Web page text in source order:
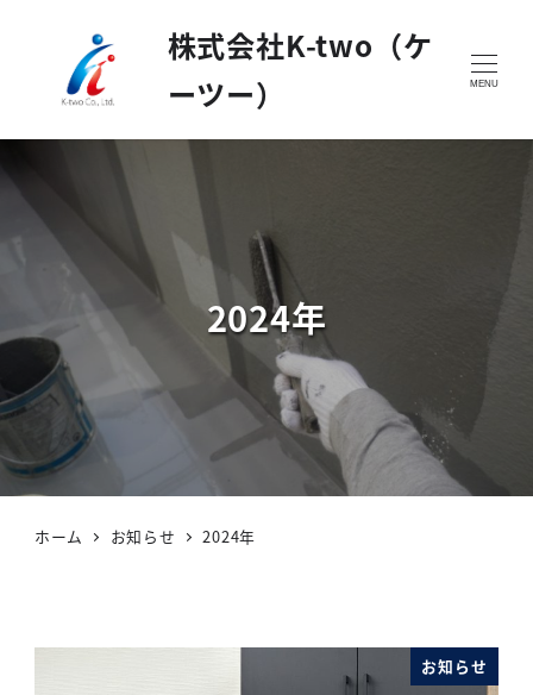
株式会社K-two（ケ
ーツー）
MENU
2024年
ホーム お知らせ 2024年
お知らせ